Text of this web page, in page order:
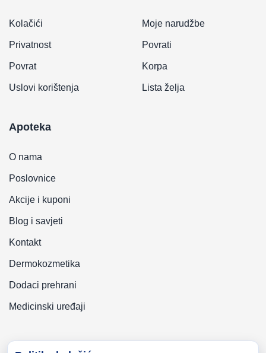
Kolačići
Privatnost
Povrat
Uslovi korištenja
Moje narudžbe
Povrati
Korpa
Lista želja
Apoteka
O nama
Poslovnice
Akcije i kuponi
Blog i savjeti
Kontakt
Dermokozmetika
Dodaci prehrani
Medicinski uređaji